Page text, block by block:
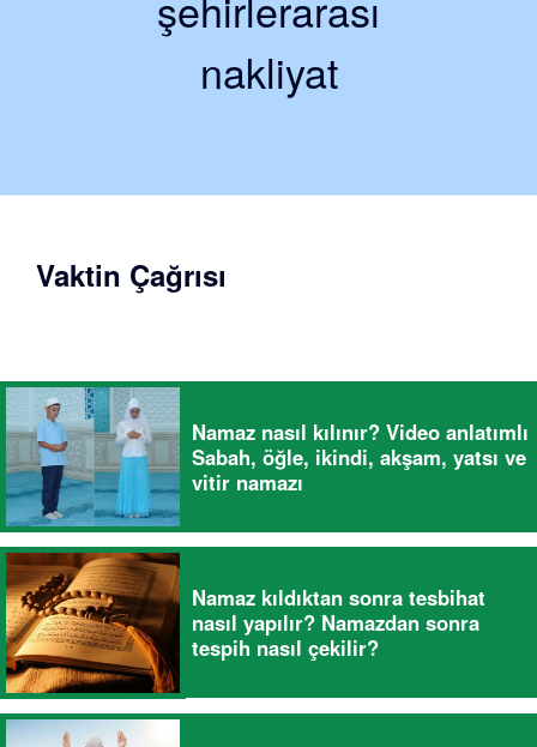
nakliyat
Vaktin Çağrısı
Namaz nasıl kılınır? Video anlatımlı
Sabah, öğle, ikindi, akşam, yatsı ve
vitir namazı
Namaz kıldıktan sonra tesbihat
nasıl yapılır? Namazdan sonra
tespih nasıl çekilir?